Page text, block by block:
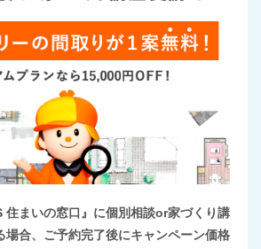
住まいの窓口』に個別相談or家づくり講
場合、ご予約完了後にキャンペーン価格